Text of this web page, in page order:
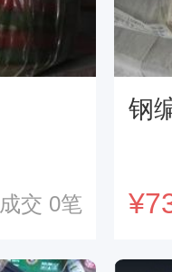
成交 0笔
钢
¥